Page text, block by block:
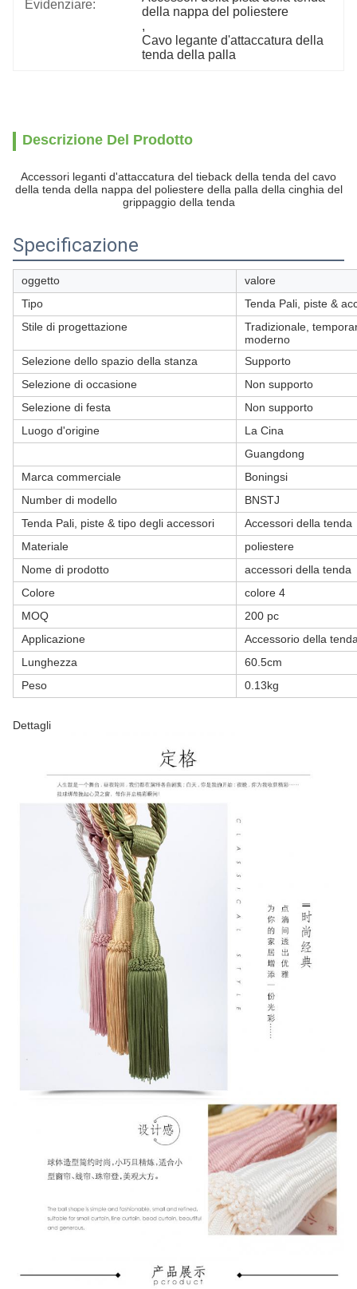
Evidenziare:
della nappa del poliestere
,
Cavo legante d'attaccatura della
tenda della palla
Descrizione Del Prodotto
Accessori leganti d'attaccatura del tieback della tenda del cavo
della tenda della nappa del poliestere della palla della cinghia del
grippaggio della tenda
Specificazione
oggetto
valore
Tipo
Tenda Pali, piste &
Stile di progettazione
Tradizionale,
moderno
Selezione dello spazio della stanza
Supporto
Selezione di occasione
Non supporto
Selezione di festa
Non supporto
Luogo d'origine
La Cina
Guangdong
Marca commerciale
Boningsi
Number di modello
BNSTJ
Tenda Pali, piste & tipo degli accessori
Accessori della tenda
Materiale
poliestere
Nome di prodotto
accessori della tenda
Colore
colore 4
MOQ
200 pc
Applicazione
Accessorio della
Lunghezza
60.5cm
Peso
0.13kg
Dettagli